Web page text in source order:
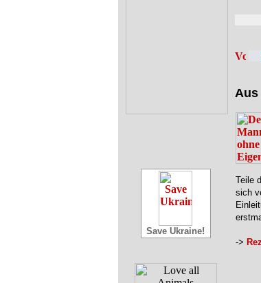
Save Ukraine!
Aus
Teile
sich
->